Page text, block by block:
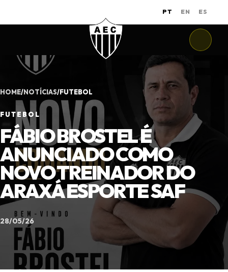
PT EN ES
HOME/NOTÍCIAS/FUTEBOL
FUTEBOL
FÁBIO BROSTEL É
ANUNCIADO COMO
NOVO TREINADOR DO
ARAXÁ ESPORTE SAF
28/05/26